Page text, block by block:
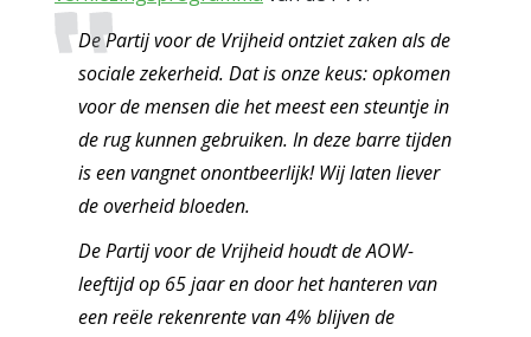
De Partij voor de Vrijheid ontziet zaken als de
sociale zekerheid. Dat is onze keus: opkomen
voor de mensen die het meest een steuntje in
de rug kunnen gebruiken. In deze barre tijden
is een vangnet onontbeerlijk! Wij laten liever
de overheid bloeden.
De Partij voor de Vrijheid houdt de AOW-
leeftijd op 65 jaar en door het hanteren van
een reële rekenrente van 4% blijven de